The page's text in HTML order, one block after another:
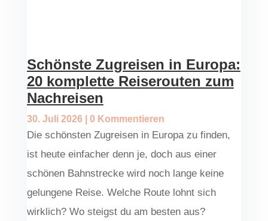
Schönste Zugreisen in Europa:
20 komplette Reiserouten zum
Nachreisen
30. Juli 2026| 0 Kommentieren
Die schönsten Zugreisen in Europa zu finden,
ist heute einfacher denn je, doch aus einer
schönen Bahnstrecke wird noch lange keine
gelungene Reise. Welche Route lohnt sich
wirklich? Wo steigst du am besten aus?